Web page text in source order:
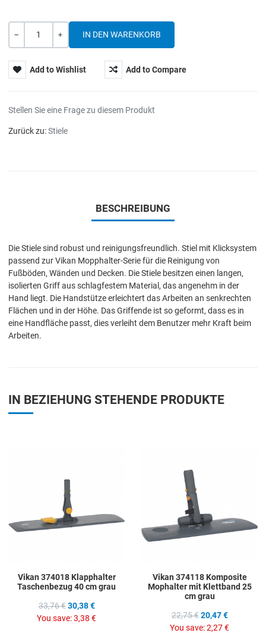
Add to Wishlist Add to Compare
Stellen Sie eine Frage zu diesem Produkt
Zurück zu:Stiele
BESCHREIBUNG
Die Stiele sind robust und reinigungsfreundlich. Stiel mit Klicksystem
passend zur Vikan Mopphalter-Serie für die Reinigung von
Fußböden, Wänden und Decken. Die Stiele besitzen einen langen,
isolierten Griff aus schlagfestem Material, das angenehm in der
Hand liegt. Die Handstütze erleichtert das Arbeiten an senkrechten
Flächen und in der Höhe. Das Griffende ist so geformt, dass es in
eine Handfläche passt, dies verleiht dem Benutzer mehr Kraft beim
Arbeiten.
IN BEZIEHUNG STEHENDE PRODUKTE
Add to Compare
Vikan 374018 Klapphalter
Taschenbezug 40 cm grau
33,76 € 30,38 €
You save:3,38 €
Vikan 374118 Komposite
Mophalter mit Klettband 25
cm grau
22,75 € 20,47 €
You save:2,27 €